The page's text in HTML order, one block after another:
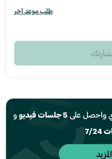
طلب موعد آخر
واحصل على5 جلسات فيديو
و
24